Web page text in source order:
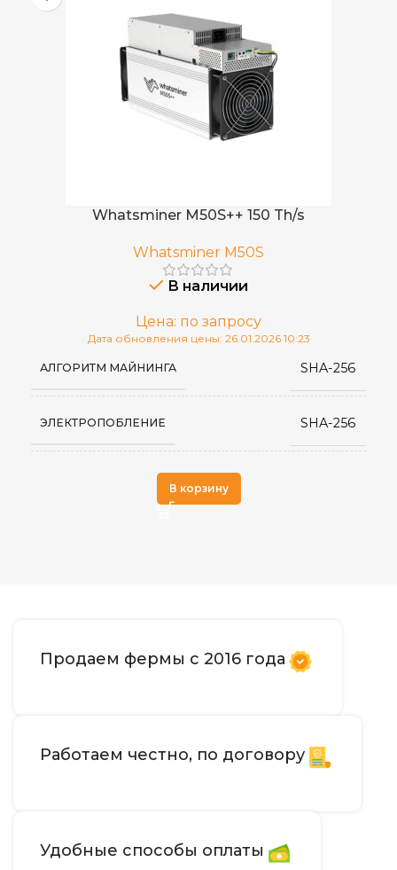
Whatsminer M50S++ 150 Th/s
Whatsminer M50S
В наличии
Цена: по запросу
Дата обновления цены: 26.01.2026 10:23
АЛГОРИТМ МАЙНИНГА SHA-256
ЭЛЕКТРОПОБЛЕНИЕ SHA-256
В корзину
Продаем фермы с 2016 года
Работаем честно, по договору
Удобные способы оплаты